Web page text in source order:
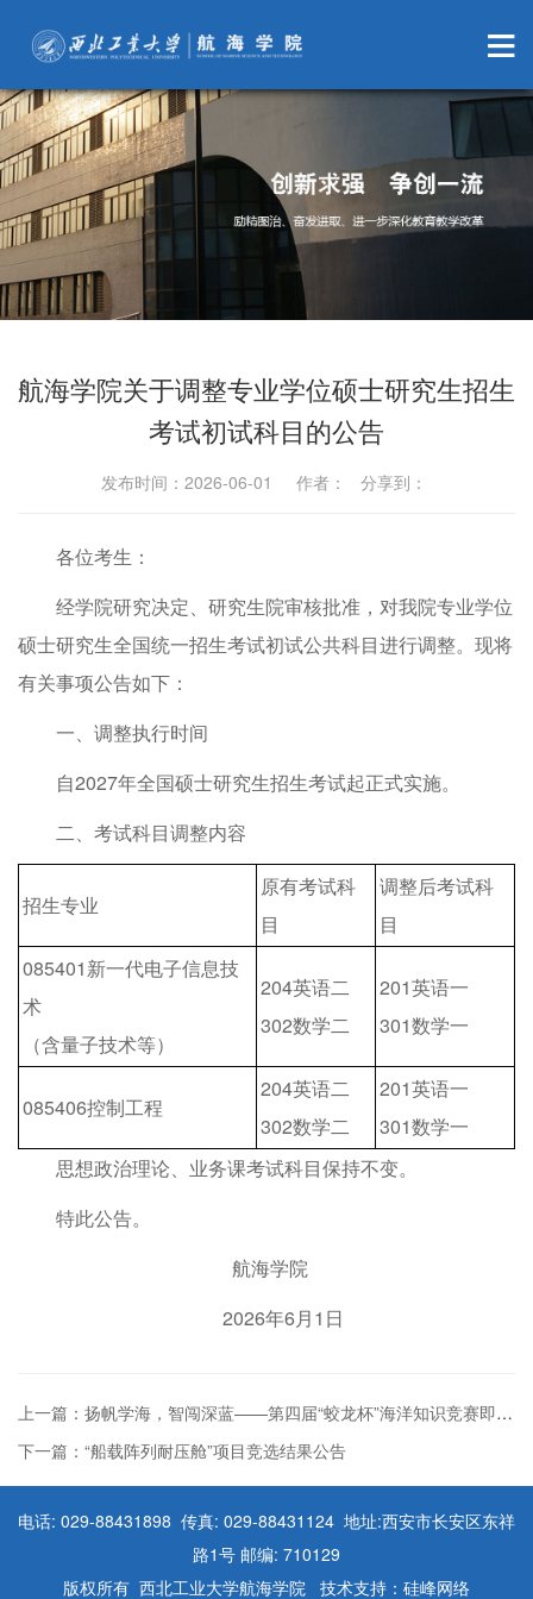
航海学院关于调整专业学位硕士研究生招生
考试初试科目的公告
发布时间：2026-06-01 作者： 分享到：
各位考生：
经学院研究决定、研究生院审核批准，对我院专业学位
硕士研究生全国统一招生考试初试公共科目进行调整。现将
有关事项公告如下：
一、调整执行时间
自2027年全国硕士研究生招生考试起正式实施。
二、考试科目调整内容
招生专业
原有考试科
目
调整后考试科
目
085401新一代电子信息技
术
（含量子技术等）
204英语二
302数学二
201英语一
301数学一
085406控制工程
204英语二
302数学二
201英语一
301数学一
思想政治理论、业务课考试科目保持不变。
特此公告。
航海学院
2026年6月1日
上一篇：扬帆学海，智闯深蓝——第四届“蛟龙杯”海洋知识竞赛即将启航！
下一篇：“船载阵列耐压舱”项目竞选结果公告
电话: 029-88431898 传真: 029-88431124 地址:西安市长安区东祥
路1号 邮编: 710129
版权所有 西北工业大学航海学院 技术支持：硅峰网络